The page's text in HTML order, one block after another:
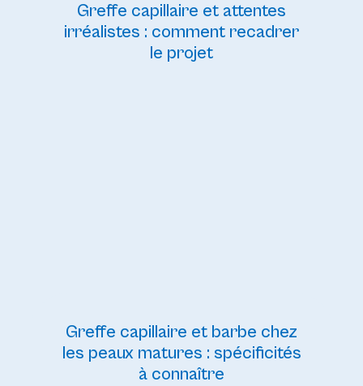
Greffe capillaire et attentes
irréalistes : comment recadrer
le projet
Greffe capillaire et barbe chez
les peaux matures : spécificités
à connaître